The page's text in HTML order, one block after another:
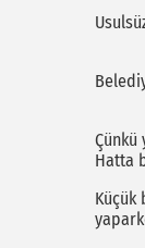
Çünkü
Hatta
Küçük